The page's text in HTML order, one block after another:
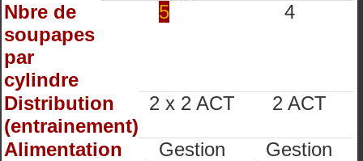
Nbre de
soupapes
par
cylindre
5 4
Distribution
(entrainement)
2 x 2 ACT 2 ACT
Alimentation
Gestion
Gestion